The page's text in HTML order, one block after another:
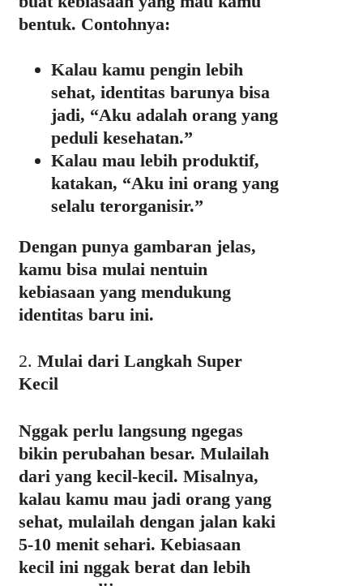
bentuk. Contohnya:
Kalau kamu pengin lebih
sehat, identitas barunya bisa
jadi, “Aku adalah orang yang
peduli kesehatan.”
Kalau mau lebih produktif,
katakan, “Aku ini orang yang
selalu terorganisir.”
Dengan punya gambaran jelas,
kamu bisa mulai nentuin
kebiasaan yang mendukung
identitas baru ini.
2. Mulai dari Langkah Super
Kecil
Nggak perlu langsung ngegas
bikin perubahan besar. Mulailah
dari yang kecil-kecil. Misalnya,
kalau kamu mau jadi orang yang
sehat, mulailah dengan jalan kaki
5-10 menit sehari. Kebiasaan
kecil ini nggak berat dan lebih